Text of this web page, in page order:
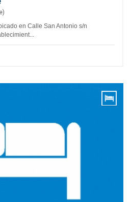
en Calle San Antonio s/n